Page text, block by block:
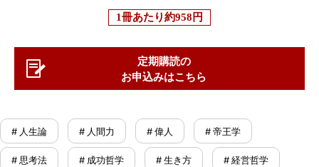
1冊あたり約958円
定期購読の
お申込みはこちら
# 人生論 # 人間力 # 偉人 # 帝王学
# 思考法 # 成功哲学 # 生き方 # 経営哲学